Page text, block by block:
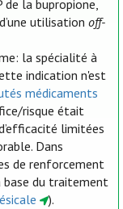
de la bupropione,
utilisationoff-
la spécialité à
indication n'est
médicaments
risque était
limitées
Dans
de renforcement
du traitement
).